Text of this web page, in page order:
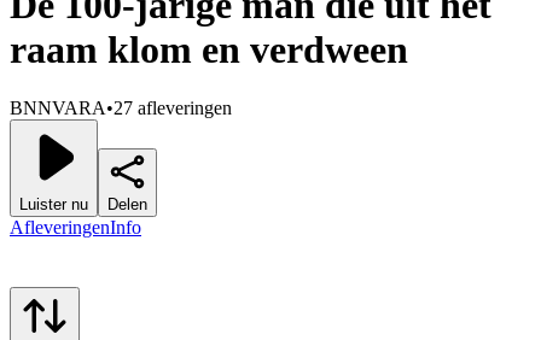
raam klom en verdween
BNNVARA•27 afleveringen
Luister nu Delen
AfleveringenInfo